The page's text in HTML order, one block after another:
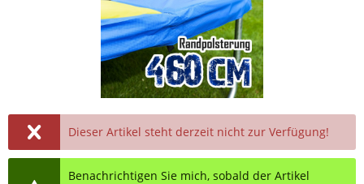
Dieser Artikel steht derzeit nicht zur Verfügung!
Benachrichtigen Sie mich, sobald der Artikel